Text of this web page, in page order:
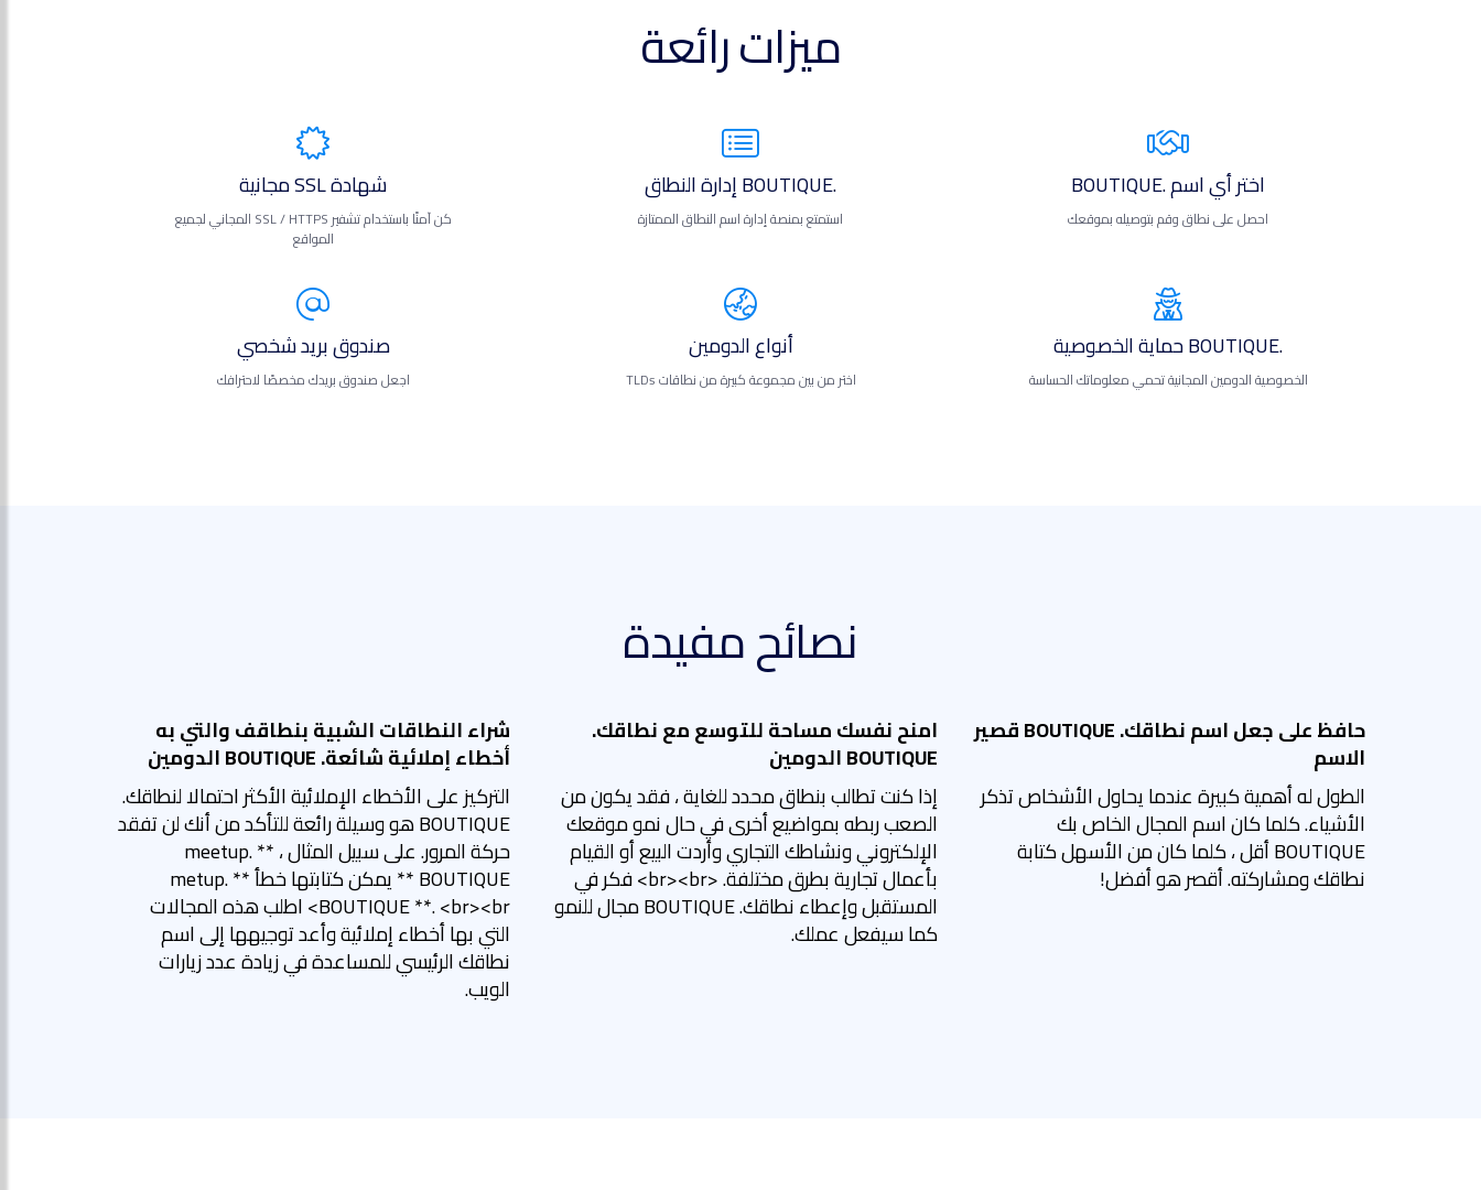
ميزات رائعة
اختر أي اسم .BOUTIQUE
احصل على نطاق وقم بتوصيله بموقعك
.BOUTIQUE إدارة النطاق
استمتع بمنصة إدارة اسم النطاق الممتازة
شهادة SSL مجانية
كن آمنًا باستخدام تشفير SSL / HTTPS المجاني لجميع
المواقع
.BOUTIQUE حماية الخصوصية
الخصوصية الدومين المجانية تحمي معلوماتك الحساسة
أنواع الدومين
اختر من بين مجموعة كبيرة من نطاقات TLDs
صندوق بريد شخصي
اجعل صندوق بريدك مخصصًا لاحترافك
نصائح مفيدة
حافظ على جعل اسم نطاقك. BOUTIQUE قصير
الاسم
الطول له أهمية كبيرة عندما يحاول الأشخاص تذكر
الأشياء. كلما كان اسم المجال الخاص بك
BOUTIQUE أقل ، كلما كان من الأسهل كتابة
نطاقك ومشاركته. أقصر هو أفضل!
امنح نفسك مساحة للتوسع مع نطاقك.
BOUTIQUE الدومين
إذا كنت تطالب بنطاق محدد للغاية ، فقد يكون من
الصعب ربطه بمواضيع أخرى في حال نمو موقعك
الإلكتروني ونشاطك التجاري وأردت البيع أو القيام
بأعمال تجارية بطرق مختلفة. <br><br> فكر في
المستقبل وإعطاء نطاقك. BOUTIQUE مجال للنمو
كما سيفعل عملك.
شراء النطاقات الشبية بنطاقف والتي به
أخطاء إملائية شائعة. BOUTIQUE الدومين
التركيز على الأخطاء الإملائية الأكثر احتمالا لنطاقك.
BOUTIQUE هو وسيلة رائعة للتأكد من أنك لن تفقد
حركة المرور. على سبيل المثال ، ** meetup.
BOUTIQUE ** يمكن كتابتها خطأ ** metup.
BOUTIQUE **. <br><br> اطلب هذه المجالات
التي بها أخطاء إملائية وأعد توجيهها إلى اسم
نطاقك الرئيسي للمساعدة في زيادة عدد زيارات
الويب.